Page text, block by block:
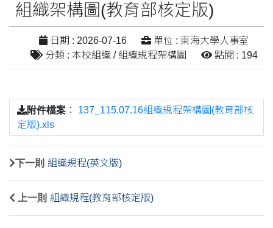
組織架構圖(教育部核定版)
日期 : 2026-07-16
單位 : 東海大學人事室
分類 : 本校組織 / 組織規程架構圖
點閱 : 194
附件檔案 ： 137_115.07.16組織規程架構圖(教育部核
定版).xls
下一則 組織規程(英文版)
上一則 組織規程(教育部核定版)